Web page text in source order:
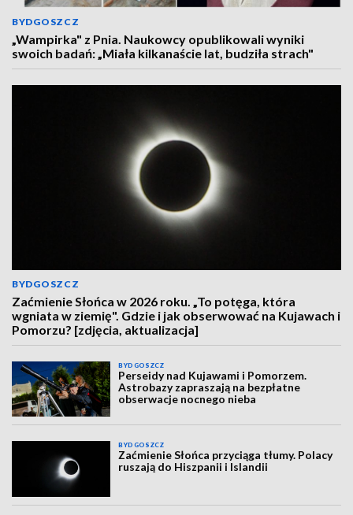
BYDGOSZCZ
„Wampirka" z Pnia. Naukowcy opublikowali wyniki
swoich badań: „Miała kilkanaście lat, budziła strach"
BYDGOSZCZ
Zaćmienie Słońca w 2026 roku. „To potęga, która
wgniata w ziemię". Gdzie i jak obserwować na Kujawach i
Pomorzu? [zdjęcia, aktualizacja]
BYDGOSZCZ
Perseidy nad Kujawami i Pomorzem.
Astrobazy zapraszają na bezpłatne
obserwacje nocnego nieba
BYDGOSZCZ
Zaćmienie Słońca przyciąga tłumy. Polacy
ruszają do Hiszpanii i Islandii